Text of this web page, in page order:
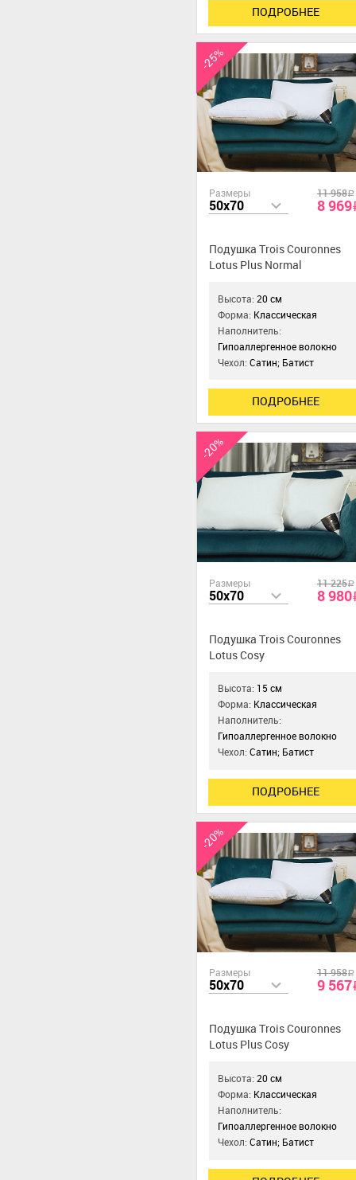
ПОДРОБНЕЕ
-25%
Размеры
50x70
11 958a
8 969
Подушка Trois Couronnes
Lotus Plus Normal
Высота:20 см
Форма: Классическая
Наполнитель:
Гипоаллергенное волокно
Чехол:Сатин; Батист
ПОДРОБНЕЕ
-20%
Размеры
50x70
11 225a
8 980
Подушка Trois Couronnes
Lotus Cosy
Высота: 15 см
Форма: Классическая
Наполнитель:
Гипоаллергенное волокно
Чехол:Сатин; Батист
ПОДРОБНЕЕ
-20%
Размеры
50x70
11 958a
9 567
Подушка Trois Couronnes
Lotus Plus Cosy
Высота:20 см
Форма: Классическая
Наполнитель:
Гипоаллергенное волокно
Чехол:Сатин; Батист